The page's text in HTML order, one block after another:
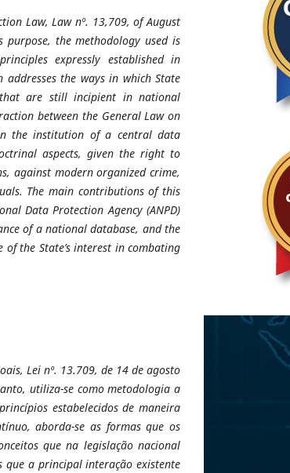
Law, Law nº. 13,709, of August
the methodology used is
expressly established in
the ways in which State
are still incipient in national
between the General Law on
the institution of a central data
aspects, given the right to
against modern organized crime,
The main contributions of this
Data Protection Agency (ANPD)
of a national database, and the
the State’s interest in combating
Lei nº. 13.709, de 14 de agosto
utiliza-se como metodologia a
estabelecidos de maneira
aborda-se as formas que os
que na legislação nacional
que a principal interação existente